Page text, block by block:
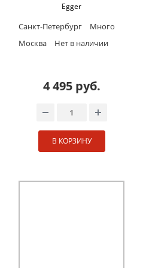
Egger
Санкт-Петербург
Много
Москва
Нет в наличии
4 495 руб.
В КОРЗИНУ